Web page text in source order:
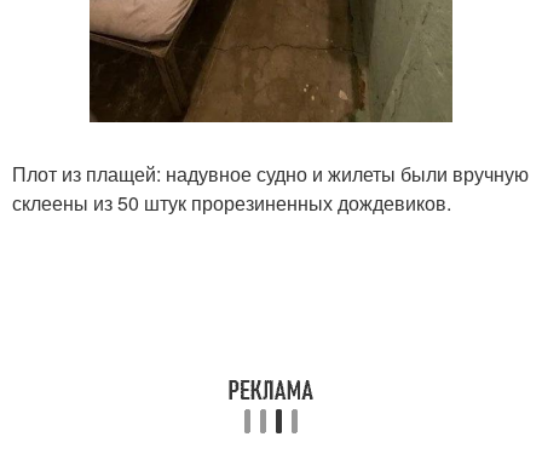
Плот из плащей: надувное судно и жилеты были вручную
склеены из 50 штук прорезиненных дождевиков.